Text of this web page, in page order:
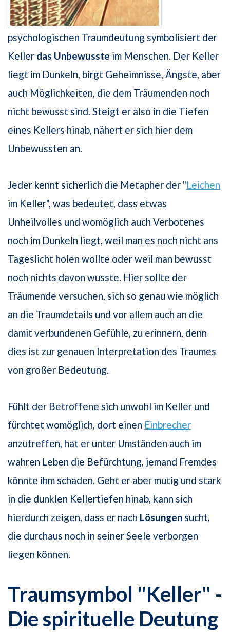
psychologischen Traumdeutung symbolisiert der
Keller das Unbewusste im Menschen. Der Keller
liegt im Dunkeln, birgt Geheimnisse, Ängste, aber
auch Möglichkeiten, die dem Träumenden noch
nicht bewusst sind. Steigt er also in die Tiefen
eines Kellers hinab, nähert er sich hier dem
Unbewussten an.
Jeder kennt sicherlich die Metapher der "Leichen
im Keller", was bedeutet, dass etwas
Unheilvolles und womöglich auch Verbotenes
noch im Dunkeln liegt, weil man es noch nicht ans
Tageslicht holen wollte oder weil man bewusst
noch nichts davon wusste. Hier sollte der
Träumende versuchen, sich so genau wie möglich
an die Traumdetails und vor allem auch an die
damit verbundenen Gefühle, zu erinnern, denn
dies ist zur genauen Interpretation des Traumes
von großer Bedeutung.
Fühlt der Betroffene sich unwohl im Keller und
fürchtet womöglich, dort einen Einbrecher
anzutreffen, hat er unter Umständen auch im
wahren Leben die Befürchtung, jemand Fremdes
könnte ihm schaden. Geht er aber mutig und stark
in die dunklen Kellertiefen hinab, kann sich
hierdurch zeigen, dass er nach Lösungen sucht,
die durchaus noch in seiner Seele verborgen
liegen können.
Traumsymbol "Keller" -
Die spirituelle Deutung